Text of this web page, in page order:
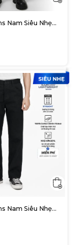
Nam Siêu Nhẹ
Xám Đen Trơn
Straight
Nam Siêu Nhẹ
Đen ICON105